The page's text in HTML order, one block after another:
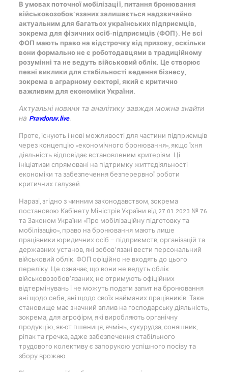
В умовах поточної мобілізації, питання бронювання
військовозобов’язаних залишається надзвичайно
актуальним для багатьох українських підприємців,
зокрема для фізичних осіб-підприємців (ФОП). Не всі
ФОП мають право на відстрочку від призову, оскільки
вони формально не є роботодавцями в традиційному
розумінні та не ведуть військовий облік. Це створює
певні виклики для стабільності ведення бізнесу,
зокрема в аграрному секторі, який є критично
важливим для економіки України.
Актуальні новини та аналітику завжди можна знайти
на Pravdoruv.live.
Проте, існують і нові можливості для частини підприємців
через концепцію «економічного бронювання», якщо їхня
діяльність відповідає встановленим критеріям. Ці
ініціативи спрямовані на підтримку життєдіяльності
економіки та забезпечення безперервної роботи
критичних галузей.
Наразі, згідно з чинним законодавством, зокрема
постановою Кабінету Міністрів України від 27.01.2023 № 76
та Законом України «Про мобілізаційну підготовку та
мобілізацію», право на бронювання мають лише
працівники юридичних осіб – підприємств, організацій та
державних установ, які зобов’язані вести персональний
військовий облік. ФОП офіційно не входять до цього
переліку. Це означає, що вони не ведуть облік
військовозобов’язаних, не отримують офіційних
відтермінувань і не можуть подати запит на бронювання
ані щодо себе, ані щодо своїх найманих працівників. Таке
становище має значний вплив на господарську діяльність,
зокрема, для агрофірм, які виробляють органічну
продукцію, як-от пшениця, ячмінь, кукурудза, соняшник,
ріпак та гречка, адже забезпечення стабільного
трудового колективу є запорукою успішного посіву та
збору врожаю.